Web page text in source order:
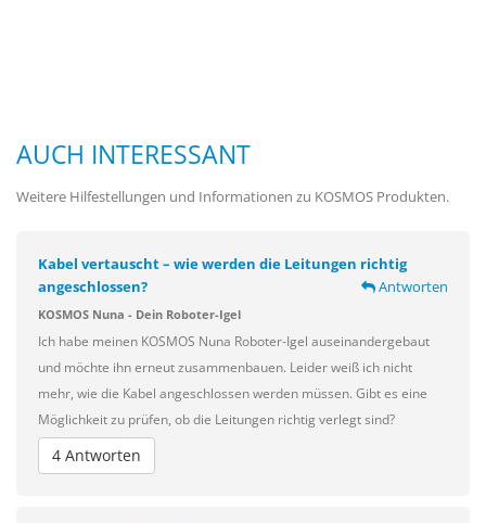
AUCH INTERESSANT
Weitere Hilfestellungen und Informationen zu KOSMOS Produkten.
Kabel vertauscht – wie werden die Leitungen richtig
angeschlossen?
Antworten
KOSMOS Nuna - Dein Roboter-Igel
Ich habe meinen KOSMOS Nuna Roboter-Igel auseinandergebaut
und möchte ihn erneut zusammenbauen. Leider weiß ich nicht
mehr, wie die Kabel angeschlossen werden müssen. Gibt es eine
Möglichkeit zu prüfen, ob die Leitungen richtig verlegt sind?
4 Antworten